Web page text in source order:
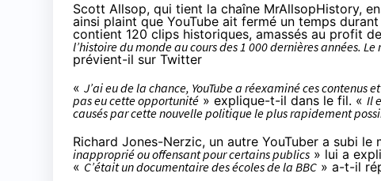
Scott Allsop, qui tient la chaîne MrAllsopHistory,
ainsi plaint que YouTube ait fermé un temps
contient 120 clips historiques, amassés au profit
l’histoire du monde au cours des 1 000 dernières années.
prévient-il sur Twitter
« J’ai eu de la chance, YouTube a réexaminé ces contenus
pas eu cette opportunité » explique-t-il dans le fil. « Il
causés par cette nouvelle politique le plus rapidement
Richard Jones-Nerzic, un autre YouTuber a subi le
inapproprié ou offensant pour certains publics » lui a
« C’était un documentaire des écoles de la BBC » a-t-il